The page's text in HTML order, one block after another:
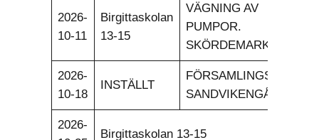
2026-
10-11
Birgittaskolan
13-15
VÄGNING AV
PUMPOR.
SKÖRDEMARKNAD.
2026-
10-18
INSTÄLLT
FÖRSAMLINGSHELG
SANDVIKENGÅRDEN.
2026-
Birgittaskolan 13-15